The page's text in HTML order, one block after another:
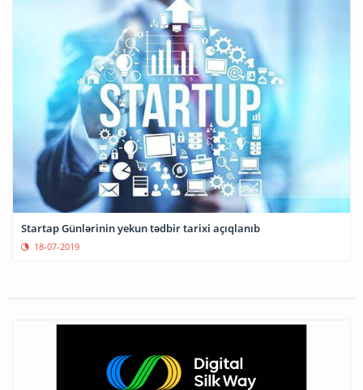
Startap Günlərinin yekun tədbir tarixi açıqlanıb
18-07-2019